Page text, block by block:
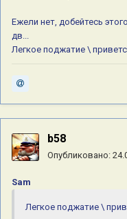
Ежели нет, добейтесь
дв...
Легкое поджатие \
b58
Опубликовано:
Sam
Легкое поджатие \